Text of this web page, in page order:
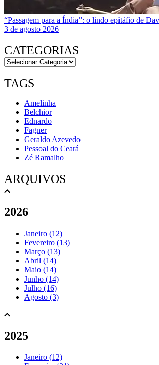
“Passagem para a Índia”: o lindo epitáfio de
3 de agosto 2026
CATEGORIAS
TAGS
Amelinha
Belchior
Ednardo
Fagner
Geraldo Azevedo
Pessoal do Ceará
Zé Ramalho
ARQUIVOS
2026
Janeiro (12)
Fevereiro (13)
Março (13)
Abril (14)
Maio (14)
Junho (14)
Julho (16)
Agosto (3)
2025
Janeiro (12)